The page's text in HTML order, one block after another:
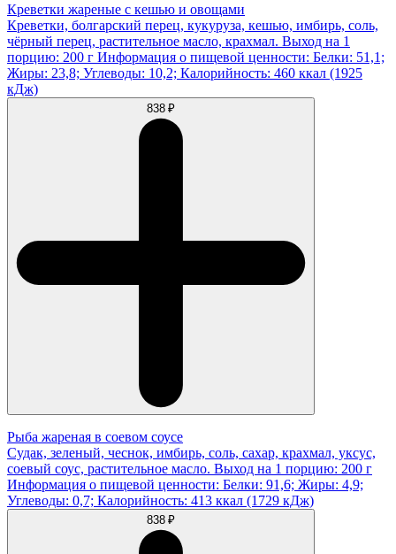
Креветки жареные с кешью и овощами
Креветки, болгарский перец, кукуруза, кешью, имбирь, соль,
чёрный перец, растительное масло, крахмал. Выход на 1
порцию: 200 г Информация о пищевой ценности: Белки: 51,1;
Жиры: 23,8; Углеводы: 10,2; Калорийность: 460 ккал (1925
кДж)
838 ₽
Рыба жареная в соевом соусе
Судак, зеленый, чеснок, имбирь, соль, сахар, крахмал, уксус,
соевый соус, растительное масло. Выход на 1 порцию: 200 г
Информация о пищевой ценности: Белки: 91,6; Жиры: 4,9;
Углеводы: 0,7; Калорийность: 413 ккал (1729 кДж)
838 ₽